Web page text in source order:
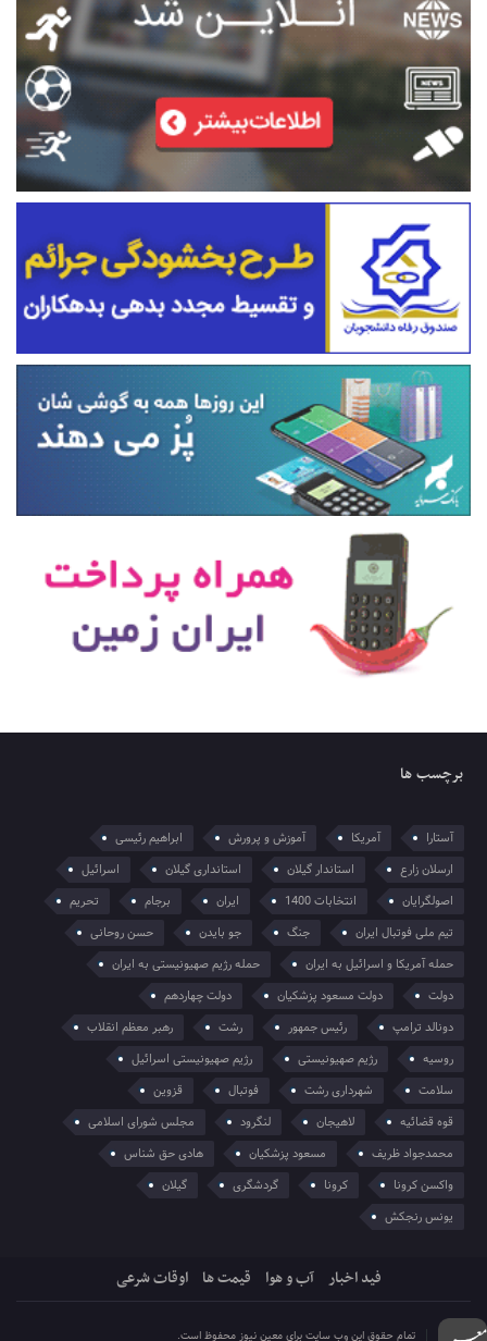
برچسب ها
آستارا آمریکا آموزش و پرورش
ابراهیم رئیسی
ارسلان زارع
استاندار گیلان استانداری گیلان
اسرائیل
اصولگرایان
انتخابات 1400 ایران برجام
تحریم
تیم ملی فوتبال ایران
جنگ جو بایدن
حسن روحانی
حمله آمریکا و اسرائیل به ایران
حمله رژیم صهیونیستی به ایران
دولت
دولت مسعود پزشکیان
دولت چهاردهم
دونالد ترامپ
رئیس جمهور رشت
رهبر معظم انقلاب
روسیه
رژیم صهیونیستی
رژیم صهیونیستی اسرائیل
سلامت
شهرداری رشت فوتبال
قزوین
قوه قضائیه
لاهیجان لنگرود
مجلس شورای اسلامی
محمدجواد ظریف
مسعود پزشکیان
هادی حق شناس
واکسن کرونا
کرونا گردشگری
گیلان
یونس رنجکش
فید اخبار آب و هوا قیمت ها اوقات شرعی
تمام حقوق این وب سایت برای معین نیوز محفوظ است.